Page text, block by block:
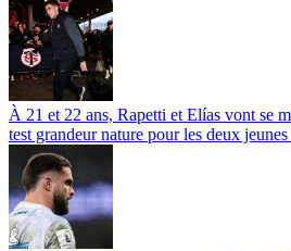
À 21 et 22 ans, Rapetti et Elías vont se
test grandeur nature pour les deux